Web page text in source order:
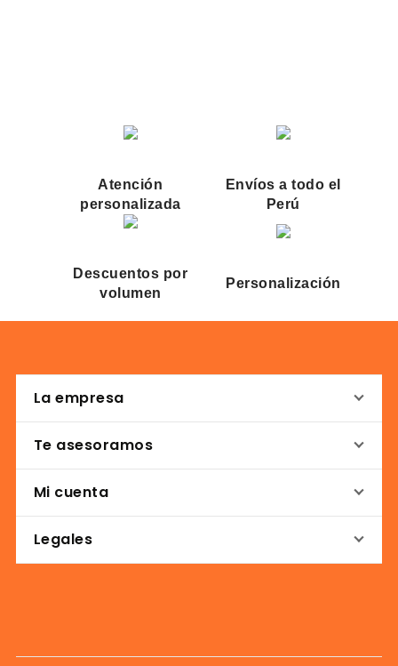
Atención
personalizada
Envíos a todo el
Perú
Descuentos por
volumen
Personalización
La empresa
Te asesoramos
Mi cuenta
Legales